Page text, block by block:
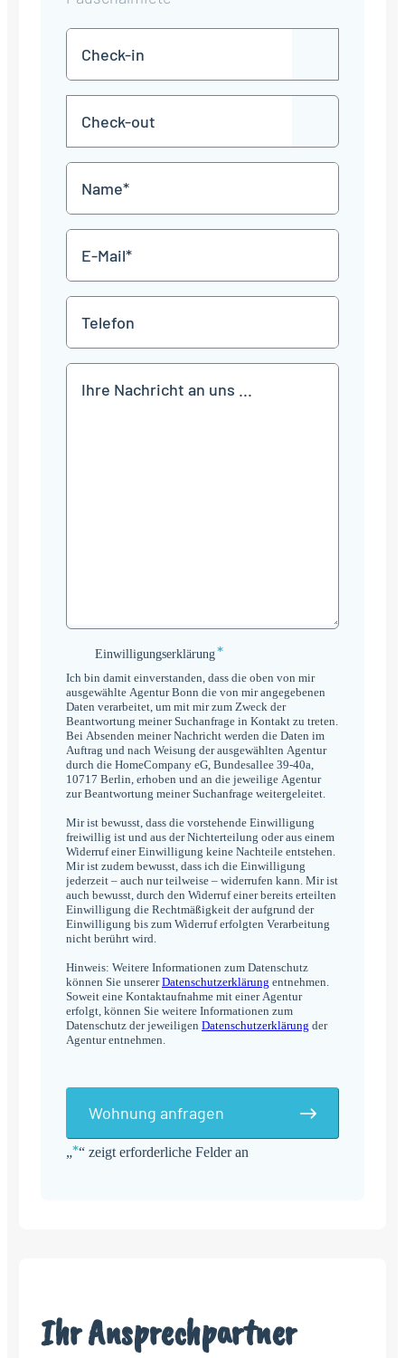
„*“ zeigt erforderliche Felder an
in
TT
Punkt
MM
JJJJ
TT
Punkt
MM
JJJJ
Mail
*
Einwilligungserklärung
Einwilligungserklärung*
Ich bin damit einverstanden, dass die oben von mir
ausgewählte Agentur Bonn die von mir angegebenen
Daten verarbeitet, um mit mir zum Zweck der
Beantwortung meiner Suchanfrage in Kontakt zu treten.
Bei Absenden meiner Nachricht werden die Daten im
Auftrag und nach Weisung der ausgewählten Agentur
durch die HomeCompany eG, Bundesallee 39-40a,
10717 Berlin, erhoben und an die jeweilige Agentur
zur Beantwortung meiner Suchanfrage weitergeleitet.
Mir ist bewusst, dass die vorstehende Einwilligung
freiwillig ist und aus der Nichterteilung oder aus einem
Widerruf einer Einwilligung keine Nachteile entstehen.
Mir ist zudem bewusst, dass ich die Einwilligung
jederzeit – auch nur teilweise – widerrufen kann. Mir ist
auch bewusst, durch den Widerruf einer bereits erteilten
Einwilligung die Rechtmäßigkeit der aufgrund der
Einwilligung bis zum Widerruf erfolgten Verarbeitung
nicht berührt wird.
Hinweis: Weitere Informationen zum Datenschutz
können Sie unsererDatenschutzerklärung entnehmen.
Soweit eine Kontaktaufnahme mit einer Agentur
erfolgt, können Sie weitere Informationen zum
Datenschutz der jeweiligen Datenschutzerklärung der
Agentur entnehmen.
Wohnung anfragen
Ihr Ansprechpartner